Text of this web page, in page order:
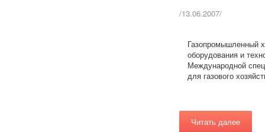
/13.06.2007/
Газопромышленный
оборудования и
Международной
для газового
Читать далее